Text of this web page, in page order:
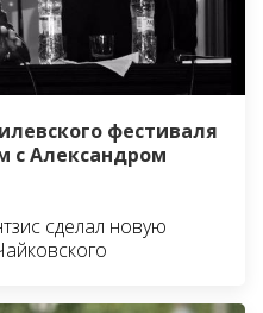
фестиваля
с Александром
сделал новую